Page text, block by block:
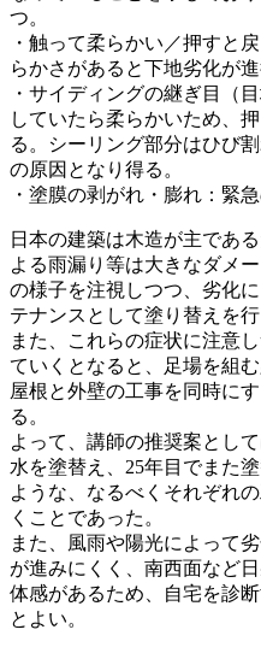
つ。
・触って柔らかい／押すと
らかさがあると下地劣化が
・サイディングの継ぎ目（
していたら柔らかいため、
る。シーリング部分はひび
の原因となり得る。
・塗膜の剥がれ・膨れ：緊
日本の建築は木造が主であ
よる雨漏り等は大きなダメ
の様子を注視しつつ、劣化
テナンスとして塗り替えを行
また、これらの症状に注意
ていくとなると、足場を組
屋根と外壁の工事を同時に
る。
よって、講師の推奨案とし
水を塗替え、25年目でまた
ような、なるべくそれぞれ
くことであった。
また、風雨や陽光によって
が進みにくく、南西面など
体感があるため、自宅を診
とよい。